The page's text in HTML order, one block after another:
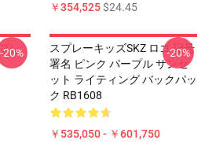
￥354,525$24.45
レ
-20%
スプレーキッズSKZ ロゴ 記号
署名 ピンク パープル サンセ
ット ライティング バックパッ
ク RB1608
￥535,050 - ￥601,750
-20%